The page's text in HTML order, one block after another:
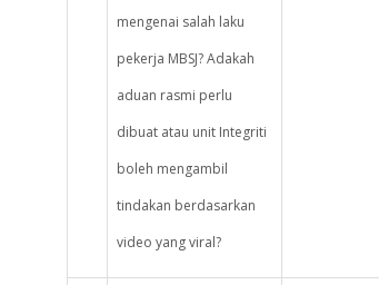
mengenai salah laku
pekerja MBSJ? Adakah
aduan rasmi perlu
dibuat atau unit Integriti
boleh mengambil
tindakan berdasarkan
video yang viral?